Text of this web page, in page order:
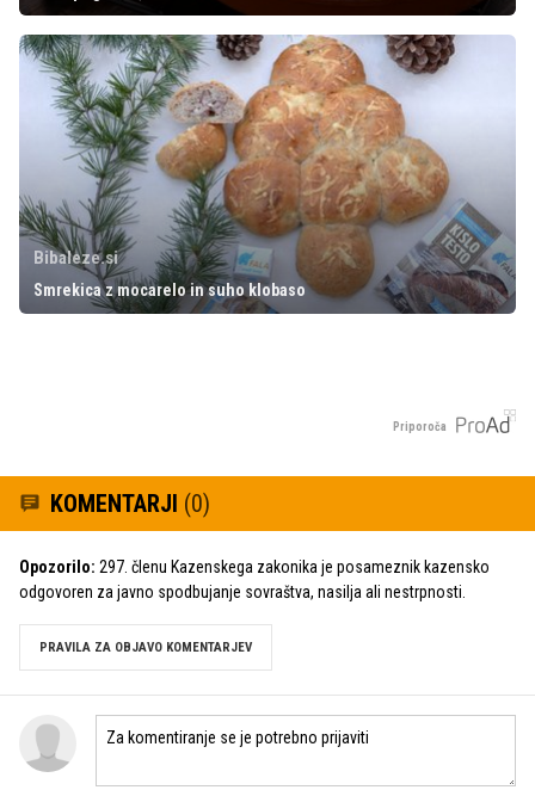
Bibaleze.si
Smrekica z mocarelo in suho klobaso
Priporoča
KOMENTARJI (0)
Opozorilo: 297. členu Kazenskega zakonika je posameznik kazensko
odgovoren za javno spodbujanje sovraštva, nasilja ali nestrpnosti.
PRAVILA ZA OBJAVO KOMENTARJEV